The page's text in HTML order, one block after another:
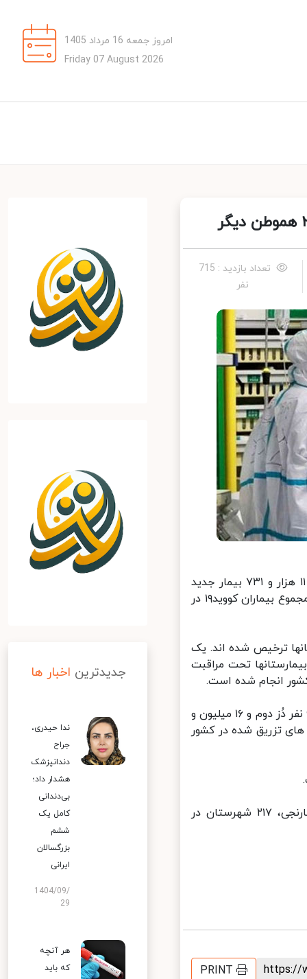
امروز جمعه 16 مرداد 1405
Friday 07 August 2026
تعداد بازدید : 715
نفر
از دیروز تا امروز ۹ بهمن ماه ۱۴۰۰ و بر اساس معیارهای قطعی تشخیصی، ۱۱ هزار و ۷۳۱ بیمار جدید
مبتلا به کووید۱۹ در کشور شناسایی شد که ۷۵۴ نفر از آنها بستری شدند و مجموع بیماران کووید۱۹ در
بیمارستانها ترخیص شده اند. یک
های ویژه بیمارستانها تحت مراقبت
تا کنون ۶۰ میلیون و ۶۴۰ هزار و ۴۹۸ نفر دُز اول، ۵۳ میلیون و ۹۶۱ هزار و ۹۹۸ نفر دُز دوم و ۱۶ میلیون و
های تزریق شده در کشور
در حال حاضر ۷ شهرستان در وضعیت قرمز، ۴۳ شهرستان در وضعیت نارنجی، ۲۱۷ شهرستان در
PRINT
جدیدترین اخبار ها
ندا حیدری،
جراح
دندانپزشک
هشدار داد؛
بی‌دندانی
کامل یک
ششم
بزرگسالان
ایرانی
1404/09/
29
هر آنچه
که باید